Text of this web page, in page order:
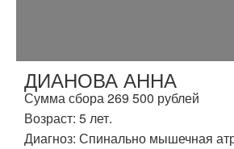
ДИАНОВА АННА
Сумма сбора 269 500 рублей
Возраст: 5 лет.
Диагноз: Спинально мышечная